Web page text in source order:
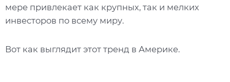
мере привлекает как крупных, так и мелких
инвесторов по всему миру.
Вот как выглядит этот тренд в Америке.